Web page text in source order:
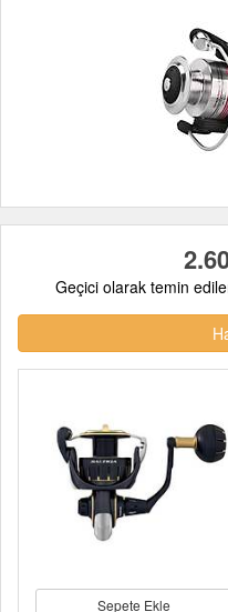
Geçici olarak temin
Sepete Ekle